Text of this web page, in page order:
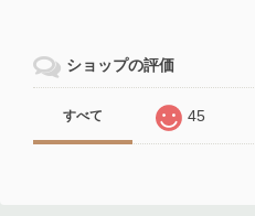
ショップの評価
すべて 45